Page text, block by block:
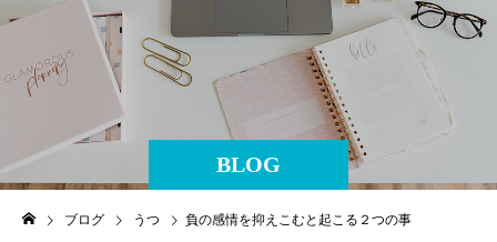
BLOG
ブログ うつ 負の感情を抑えこむと起こる２つの事